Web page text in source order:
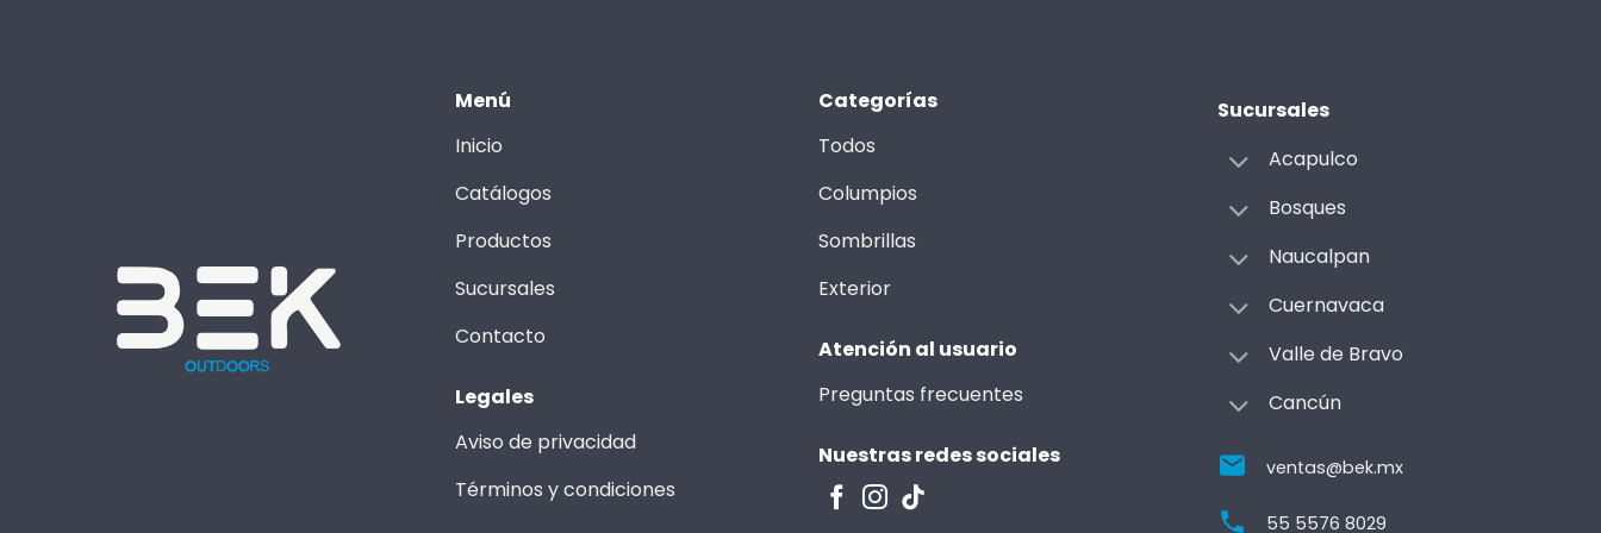
Menú
Inicio
Catálogos
Productos
Sucursales
Contacto
Legales
Aviso de privacidad
Términos y condiciones
Categorías
Todos
Columpios
Sombrillas
Exterior
Atención al usuario
Preguntas frecuentes
Nuestras redes sociales
Sucursales
Acapulco
Bosques
Naucalpan
Cuernavaca
Valle de Bravo
Cancún
ventas@bek.mx
55 5576 8029